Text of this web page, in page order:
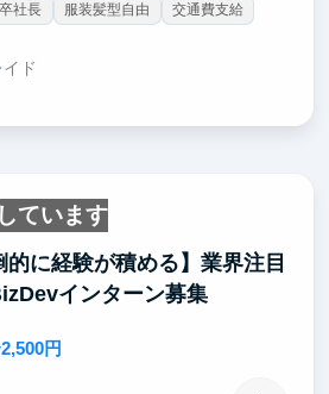
社長 服装髪型自由 交通費支給
ド
ています
的に経験が積める】業界注目
インターン募集
円